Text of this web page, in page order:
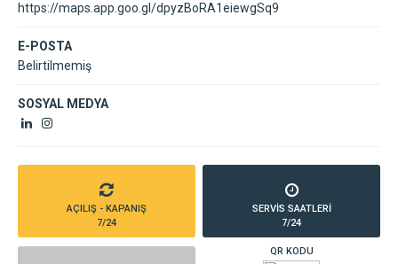
https://maps.app.goo.gl/dpyzBoRA1eiewgSq9
E-POSTA
Belirtilmemiş
SOSYAL MEDYA
AÇILIŞ - KAPANIŞ
7/24
SERVİS SAATLERİ
7/24
QR KODU